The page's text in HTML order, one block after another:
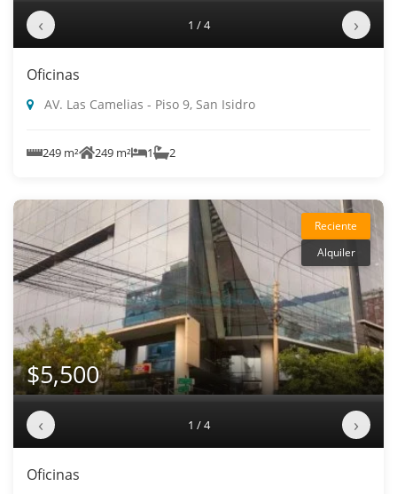
‹ 1 / 4 ›
Oficinas
AV. Las Camelias - Piso 9, San Isidro
249 m² 249 m² 1 2
Reciente
Alquiler
$5,500
‹ 1 / 4 ›
Oficinas